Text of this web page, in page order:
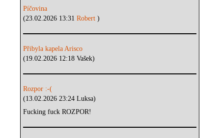
Píčovina
(23.02.2026 13:31Robert)
Přibyla kapela Arisco
(19.02.2026 12:18 Vašek)
Rozpor :-(
(13.02.2026 23:24 Luksa)
Fucking fuck ROZPOR!